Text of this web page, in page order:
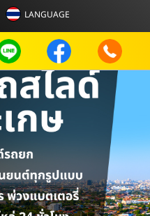
LANGUAGE